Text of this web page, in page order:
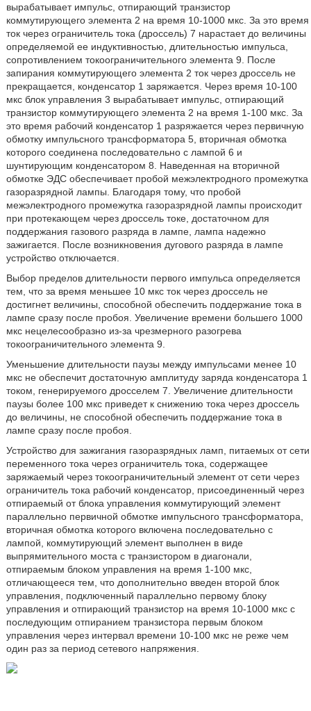
вырабатывает импульс, отпирающий транзистор
коммутирующего элемента 2 на время 10-1000 мкс. За это время
ток через ограничитель тока (дроссель) 7 нарастает до величины
определяемой ее индуктивностью, длительностью импульса,
сопротивлением токоограничительного элемента 9. После
запирания коммутирующего элемента 2 ток через дроссель не
прекращается, конденсатор 1 заряжается. Через время 10-100
мкс блок управления 3 вырабатывает импульс, отпирающий
транзистор коммутирующего элемента 2 на время 1-100 мкс. За
это время рабочий конденсатор 1 разряжается через первичную
обмотку импульсного трансформатора 5, вторичная обмотка
которого соединена последовательно с лампой 6 и
шунтирующим конденсатором 8. Наведенная на вторичной
обмотке ЭДС обеспечивает пробой межэлектродного промежутка
газоразрядной лампы. Благодаря тому, что пробой
межэлектродного промежутка газоразрядной лампы происходит
при протекающем через дроссель токе, достаточном для
поддержания газового разряда в лампе, лампа надежно
зажигается. После возникновения дугового разряда в лампе
устройство отключается.
Выбор пределов длительности первого импульса определяется
тем, что за время меньшее 10 мкс ток через дроссель не
достигнет величины, способной обеспечить поддержание тока в
лампе сразу после пробоя. Увеличение времени большего 1000
мкс нецелесообразно из-за чрезмерного разогрева
токоограничительного элемента 9.
Уменьшение длительности паузы между импульсами менее 10
мкс не обеспечит достаточную амплитуду заряда конденсатора 1
током, генерируемого дросселем 7. Увеличение длительности
паузы более 100 мкс приведет к снижению тока через дроссель
до величины, не способной обеспечить поддержание тока в
лампе сразу после пробоя.
Устройство для зажигания газоразрядных ламп, питаемых от сети
переменного тока через ограничитель тока, содержащее
заряжаемый через токоограничительный элемент от сети через
ограничитель тока рабочий конденсатор, присоединенный через
отпираемый от блока управления коммутирующий элемент
параллельно первичной обмотке импульсного трансформатора,
вторичная обмотка которого включена последовательно с
лампой, коммутирующий элемент выполнен в виде
выпрямительного моста с транзистором в диагонали,
отпираемым блоком управления на время 1-100 мкс,
отличающееся тем, что дополнительно введен второй блок
управления, подключенный параллельно первому блоку
управления и отпирающий транзистор на время 10-1000 мкс с
последующим отпиранием транзистора первым блоком
управления через интервал времени 10-100 мкс не реже чем
один раз за период сетевого напряжения.